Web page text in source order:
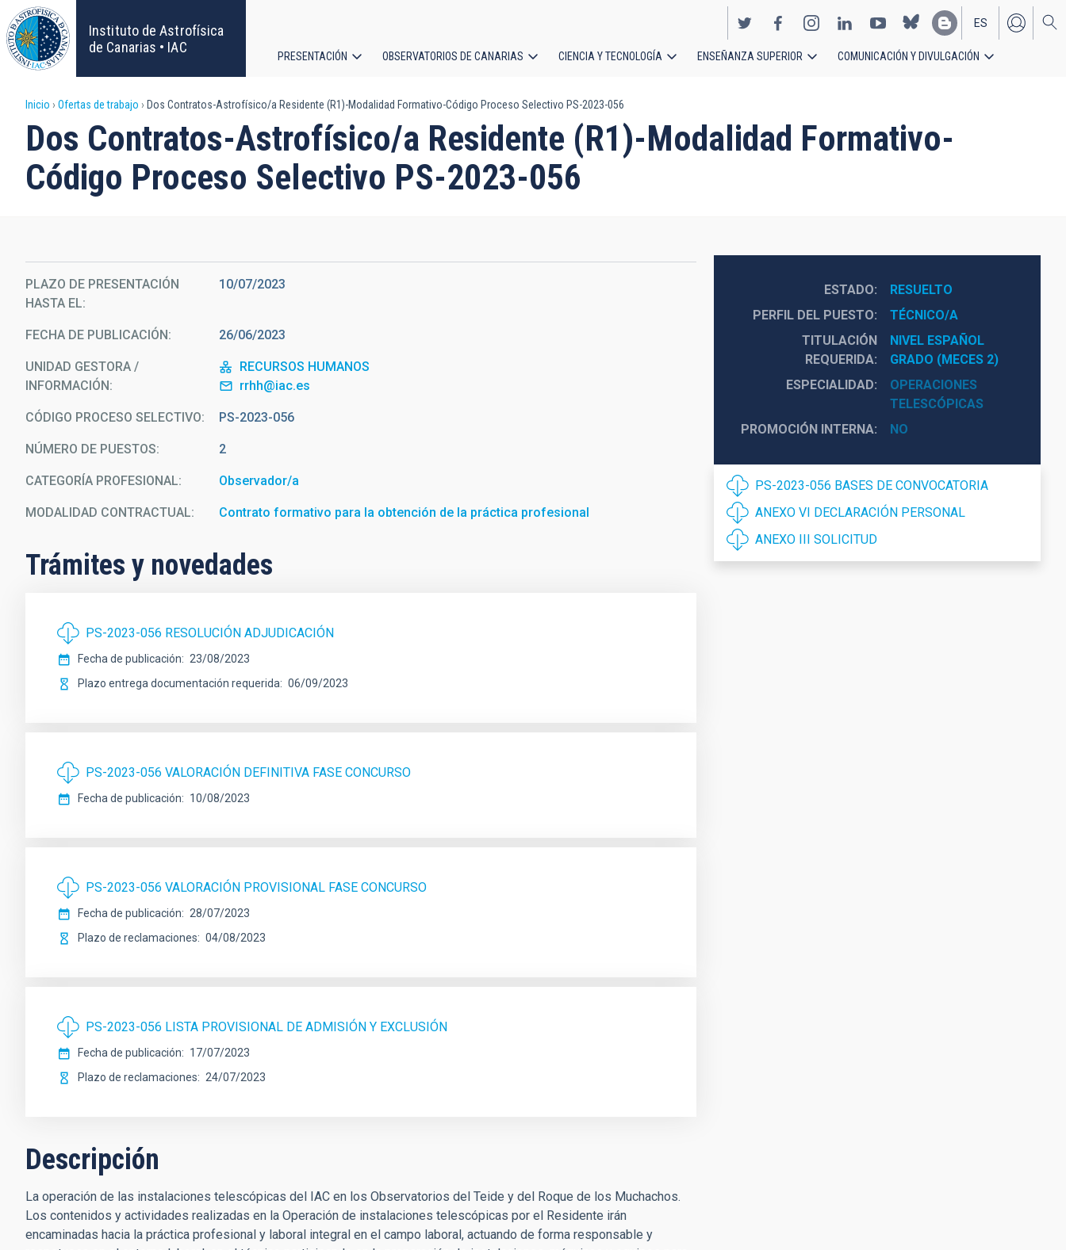
Pasar
al
contenido
principal
Instituto de Astrofísica
de Canarias • IAC
EN
ES
principal
PRESENTACIÓN OBSERVATORIOS DE CANARIAS CIENCIA Y TECNOLOGÍA ENSEÑANZA SUPERIOR COMUNICACIÓN Y DIVULGACIÓN
Sobrescribir
enlaces
de
a
la
navegación
Inicio Ofertas de trabajo Dos Contratos-Astrofísico/a Residente (R1)-Modalidad Formativo-Código Proceso Selectivo PS-2023-056
Dos Contratos-Astrofísico/a Residente (R1)-Modalidad Formativo-
Código Proceso Selectivo PS-2023-056
PLAZO DE PRESENTACIÓN
HASTA EL
10/07/2023
FECHA DE PUBLICACIÓN 26/06/2023
UNIDAD GESTORA /
INFORMACIÓN
RECURSOS HUMANOS
rrhh@iac.es
CÓDIGO PROCESO SELECTIVO PS-2023-056
NÚMERO DE PUESTOS 2
CATEGORÍA PROFESIONAL Observador/a
MODALIDAD CONTRACTUAL Contrato formativo para la obtención de la práctica profesional
Trámites y novedades
PS-2023-056 RESOLUCIÓN ADJUDICACIÓN
Fecha de publicación
23/08/2023
Plazo entrega documentación requerida
06/09/2023
PS-2023-056 VALORACIÓN DEFINITIVA FASE CONCURSO
Fecha de publicación 10/08/2023
PS-2023-056 VALORACIÓN PROVISIONAL FASE CONCURSO
Fecha de publicación
28/07/2023
Plazo de reclamaciones
04/08/2023
PS-2023-056 LISTA PROVISIONAL DE ADMISIÓN Y EXCLUSIÓN
Fecha de publicación
17/07/2023
Plazo de reclamaciones
24/07/2023
Descripción
La operación de las instalaciones telescópicas del IAC en los Observatorios del Teide y del Roque de los Muchachos.
Los contenidos y actividades realizadas en la Operación de instalaciones telescópicas por el Residente irán
encaminadas hacia la práctica profesional y laboral integral en el campo laboral, actuando de forma responsable y
ESTADO
RESUELTO
PERFIL DEL PUESTO
TÉCNICO/A
TITULACIÓN
REQUERIDA
NIVEL ESPAÑOL
GRADO (MECES 2)
ESPECIALIDAD
OPERACIONES
TELESCÓPICAS
PROMOCIÓN INTERNA
NO
PS-2023-056 BASES DE CONVOCATORIA
ANEXO VI DECLARACIÓN PERSONAL
ANEXO III SOLICITUD